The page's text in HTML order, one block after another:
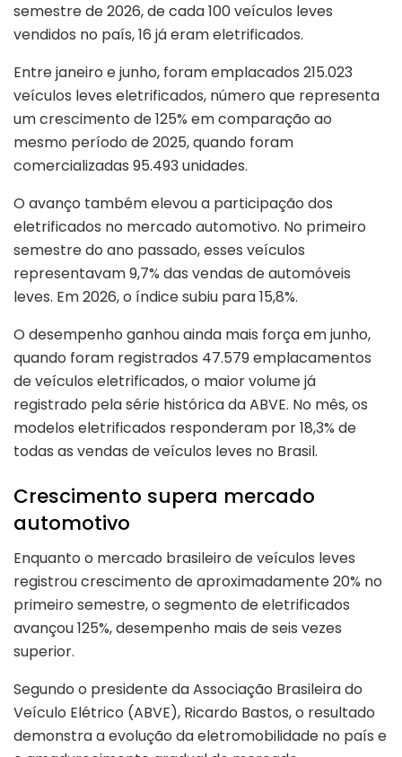
semestre de 2026, de cada 100 veículos leves
vendidos no país, 16 já eram eletrificados.
Entre janeiro e junho, foram emplacados 215.023
veículos leves eletrificados, número que representa
um crescimento de 125% em comparação ao
mesmo período de 2025, quando foram
comercializadas 95.493 unidades.
O avanço também elevou a participação dos
eletrificados no mercado automotivo. No primeiro
semestre do ano passado, esses veículos
representavam 9,7% das vendas de automóveis
leves. Em 2026, o índice subiu para 15,8%.
O desempenho ganhou ainda mais força em junho,
quando foram registrados 47.579 emplacamentos
de veículos eletrificados, o maior volume já
registrado pela série histórica da ABVE. No mês, os
modelos eletrificados responderam por 18,3% de
todas as vendas de veículos leves no Brasil.
Crescimento supera mercado
automotivo
Enquanto o mercado brasileiro de veículos leves
registrou crescimento de aproximadamente 20% no
primeiro semestre, o segmento de eletrificados
avançou 125%, desempenho mais de seis vezes
superior.
Segundo o presidente da Associação Brasileira do
Veículo Elétrico (ABVE), Ricardo Bastos, o resultado
demonstra a evolução da eletromobilidade no país e